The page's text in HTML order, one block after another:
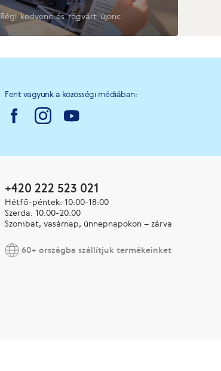
Régi kedvenc és régvárt újonc
Fent vagyunk a közösségi médiában:
+420 222 523 021
Hétfő-péntek: 10:00-18:00
Szerda: 10:00-20:00
Szombat, vasárnap, ünnepnapokon – zárva
60+ országba szállítjuk termékeinket